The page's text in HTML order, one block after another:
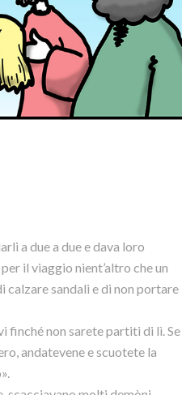
a due a due e dava loro
il viaggio nient’altro che un
calzare sandali e di non portare
finché non sarete partiti di lì. Se
andatevene e scuotete la